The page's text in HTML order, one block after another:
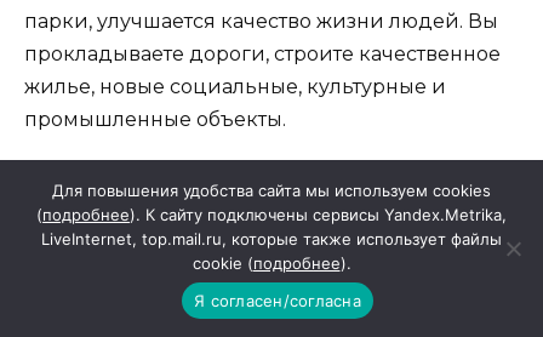
парки, улучшается качество жизни людей. Вы
прокладываете дороги, строите качественное
жилье, новые социальные, культурные и
промышленные объекты.
Сердечно поздравляем с праздником
ветеранов, которые отдали строительству
лучшие годы, всех тех, кто и сейчас работает в
отрасли, для кого стройка стала призванием.
Для повышения удобства сайта мы используем cookies
(подробнее). К сайту подключены сервисы Yandex.Metrika,
LiveInternet, top.mail.ru, которые также использует файлы
cookie (подробнее).
Я согласен/согласна